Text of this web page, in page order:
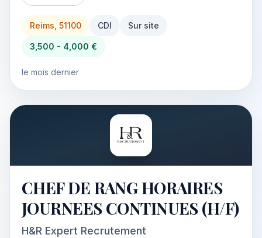
Reims, 51100 CDI Sur site
3,500 - 4,000 €
le mois dernier
CHEF DE RANG HORAIRES
JOURNEES CONTINUES (H/F)
H&R Expert Recrutement